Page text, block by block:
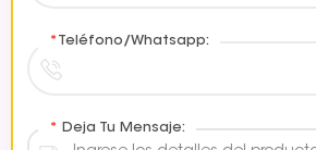
* Teléfono/Whatsapp:
* Deja Tu Mensaje: